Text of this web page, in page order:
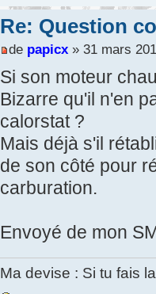
Re: Question
de papicx» 31 mars
Si son moteur
Bizarre qu'il n'en
calorstat ?
Mais déjà s'il
de son côté pour
carburation.
Envoyé de mon
Ma devise : Si tu fais